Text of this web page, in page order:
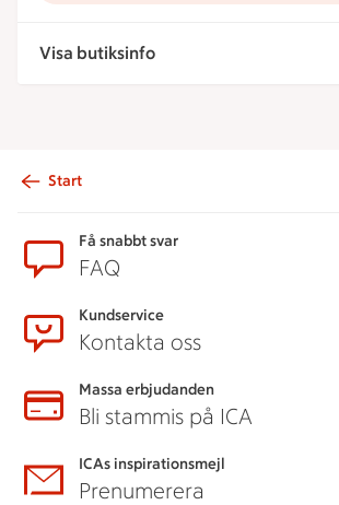
Visa butiksinfo
Start
Få snabbt svar
FAQ
Kundservice
Kontakta oss
Massa erbjudanden
Bli stammis på ICA
ICAs inspirationsmejl
Prenumerera